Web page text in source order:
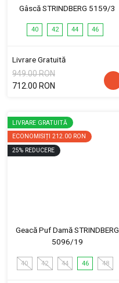
Gâscă STRINDBERG 5159/3
40 42 44 46
Livrare Gratuită
949.00 RON
712.00 RON
LIVRARE GRATUITĂ
ECONOMISIȚI 212.00 RON
25% REDUCERE
Geacă Puf Damă STRINDBERG
5096/19
40 42 44 46 48